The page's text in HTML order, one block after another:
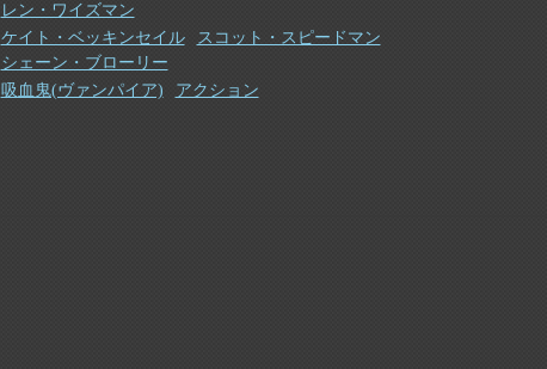
レン・ワイズマン
ケイト・ベッキンセイル
スコット・スピードマン
シェーン・ブローリー
吸血鬼(ヴァンパイア) アクション